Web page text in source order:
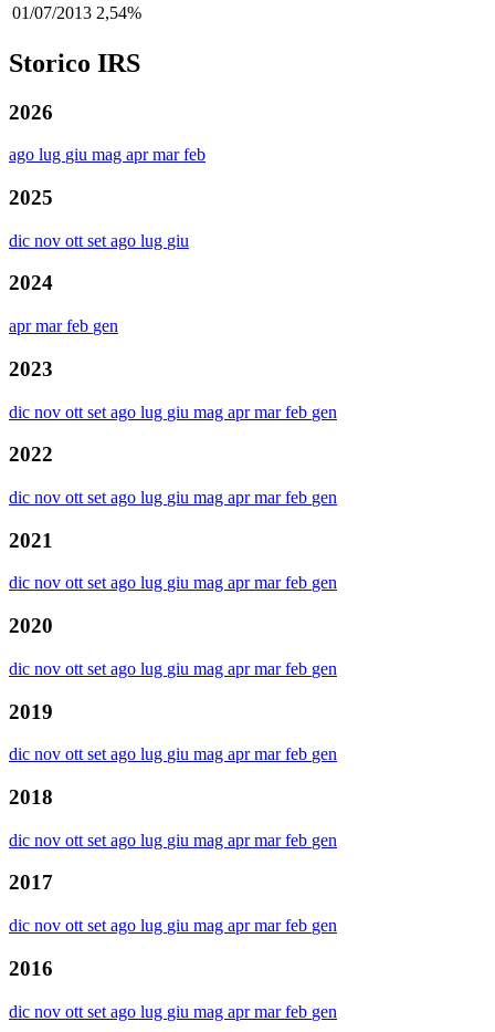
01/07/2013 2,54%
Storico IRS
2026
ago lug giu mag aprmarfeb
2025
dic nov ott set ago lug giu
2024
aprmarfeb gen
2023
dic nov ott set ago lug giu mag aprmarfeb gen
2022
dic nov ott set ago lug giu mag aprmarfeb gen
2021
dic nov ottsetago lug giu mag aprmarfeb gen
2020
dic nov ott set ago lug giu mag aprmarfeb gen
2019
dic nov ott set ago lug giu mag aprmarfeb gen
2018
dic nov ott set ago lug giu mag aprmarfeb gen
2017
dic nov ott set ago lug giu mag aprmarfeb gen
2016
dic nov ott set ago lug giu mag aprmarfeb gen